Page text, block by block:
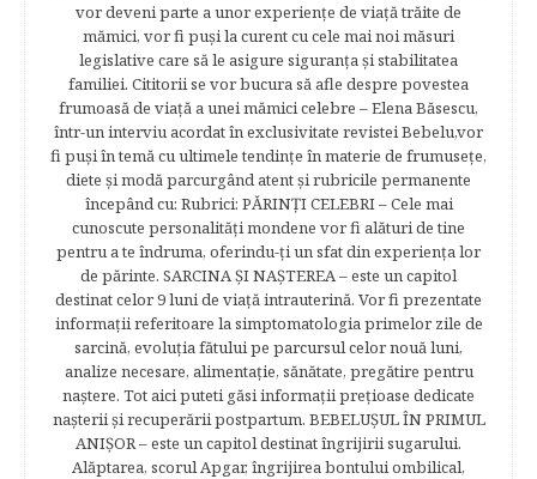
vor deveni parte a unor experienţe de viaţă trăite de
mămici, vor fi puşi la curent cu cele mai noi măsuri
legislative care să le asigure siguranţa şi stabilitatea
familiei. Cititorii se vor bucura să afle despre povestea
frumoasă de viață a unei mămici celebre – Elena Băsescu,
într-un interviu acordat în exclusivitate revistei Bebelu,vor
fi puşi în temă cu ultimele tendinţe în materie de frumuseţe,
diete şi modă parcurgând atent şi rubricile permanente
începând cu: Rubrici: PĂRINŢI CELEBRI – Cele mai
cunoscute personalităţi mondene vor fi alături de tine
pentru a te îndruma, oferindu-ţi un sfat din experienţa lor
de părinte. SARCINA ŞI NAŞTEREA – este un capitol
destinat celor 9 luni de viaţă intrauterină. Vor fi prezentate
informaţii referitoare la simptomatologia primelor zile de
sarcină, evoluţia fătului pe parcursul celor nouă luni,
analize necesare, alimentaţie, sănătate, pregătire pentru
naştere. Tot aici puteti găsi informaţii preţioase dedicate
naşterii şi recuperării postpartum. BEBELUŞUL ÎN PRIMUL
ANIŞOR – este un capitol destinat îngrijirii sugarului.
Alăptarea, scorul Apgar, îngrijirea bontului ombilical,